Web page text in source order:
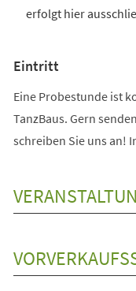
erfolgt hier
Eintritt
Eine Probestunde ist
TanzBaus. Gern
schreiben Sie uns an!